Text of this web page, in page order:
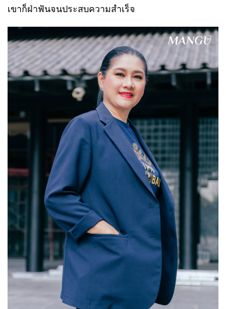
เขาก็ฝ่าฟันจนประสบความสำเร็จ